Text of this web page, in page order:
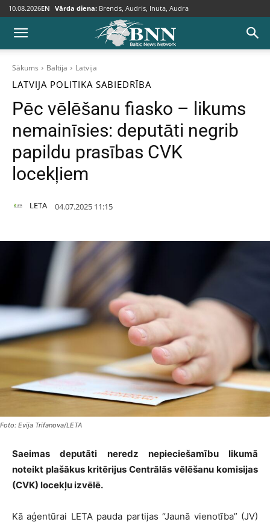
10.08.2026EN Vārda diena: Brencis, Audris, Inuta, Audra
Sākums Baltija Latvija
LATVIJA POLITIKA SABIEDRĪBA
Pēc vēlēšanu fiasko – likums
nemainīsies: deputāti negrib
papildu prasības CVK
locekļiem
LETA 04.07.2025 11:15
Foto: Evija Trifanova/LETA
Saeimas deputāti neredz nepieciešamību likumā
noteikt plašākus kritērijus Centrālās vēlēšanu komisijas
(CVK) locekļu izvēlē.
Kā aģentūrai LETA pauda partijas “Jaunā vienotība” (JV)